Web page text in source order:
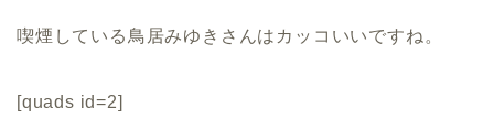
喫煙している鳥居みゆきさんはカッコいいですね。
[quads id=2]